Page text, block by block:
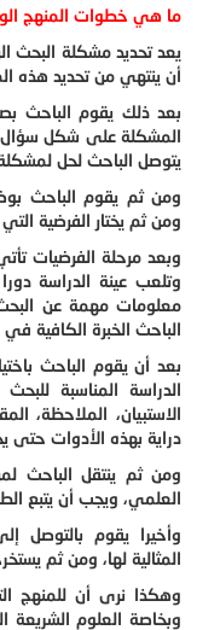
ما هي خطوات المنهج
يعد تحديد مشكلة البحث
أن ينتهي من تحديد هذه
بعد ذلك يقوم الباحث
المشكلة على شكل سؤال
يتوصل الباحث لحل
ومن ثم يقوم الباحث
ومن ثم يختار الفرضية
وبعد مرحلة الفرضيات
وتلعب عينة الدراسة
معلومات مهمة عن
الباحث الخبرة الكافية في
بعد أن يقوم الباحث
الدراسة المناسبة
الاستبيان، الملاحظة،
دراية بهذه الأدوات حتى
ومن ثم ينتقل الباحث
العلمي، ويجب أن يتبع
وأخيرا يقوم بالتوصل
المثالية لها، ومن ثم
وهكذا نرى أن للمنهج
وبخاصة العلوم الشريعة